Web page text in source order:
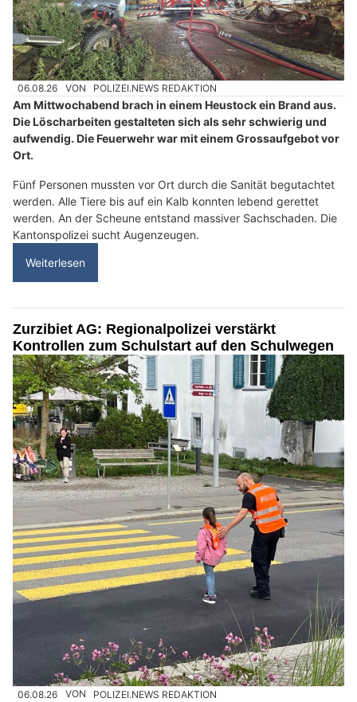
06.08.26 VON POLIZEI.NEWS REDAKTION
Am Mittwochabend brach in einem Heustock ein Brand aus.
Die Löscharbeiten gestalteten sich als sehr schwierig und
aufwendig. Die Feuerwehr war mit einem Grossaufgebot vor
Ort.
Fünf Personen mussten vor Ort durch die Sanität begutachtet
werden. Alle Tiere bis auf ein Kalb konnten lebend gerettet
werden. An der Scheune entstand massiver Sachschaden. Die
Kantonspolizei sucht Augenzeugen.
Weiterlesen
Zurzibiet AG: Regionalpolizei verstärkt
Kontrollen zum Schulstart auf den Schulwegen
06.08.26 VON POLIZEI.NEWS REDAKTION